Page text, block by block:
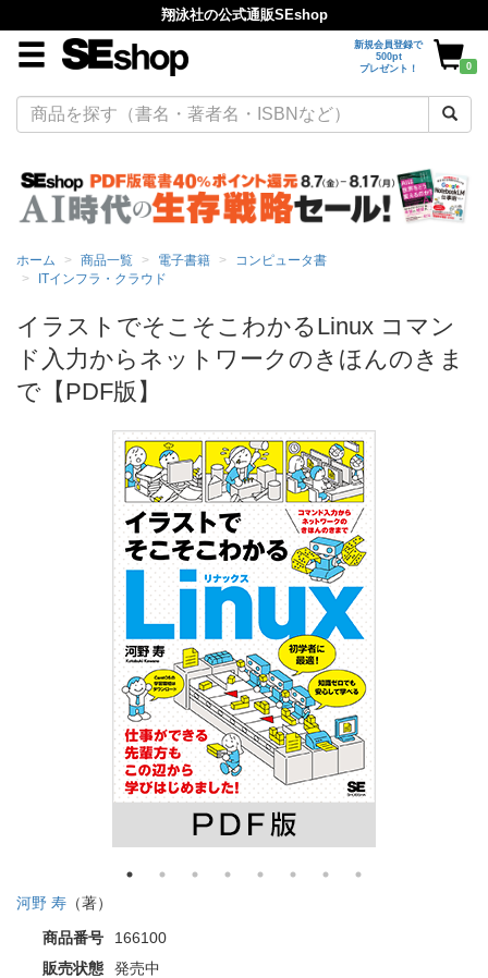
翔泳社の公式通販SEshop
新規会員登録で
500pt
プレゼント！
0
ホーム 商品一覧 電子書籍
コンピュータ書
ITインフラ・クラウド
イラストでそこそこわかるLinux コマン
ド入力からネットワークのきほんのきま
で【PDF版】
河野 寿 （著）
商品番号
166100
販売状態
発売中